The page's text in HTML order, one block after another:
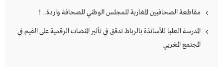
مقاطعة الصحافيين المغاربة للمجلس الوطني للصحافة واردة.. !
المدرسة العليا للأساتذة بالرباط تدقق في تأثير المنصات الرقمية على القيم في
المجتمع المغربي